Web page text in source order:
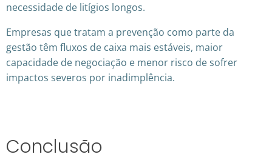
necessidade de litígios longos.
Empresas que tratam a prevenção como parte da
gestão têm fluxos de caixa mais estáveis, maior
capacidade de negociação e menor risco de sofrer
impactos severos por inadimplência.
Conclusão